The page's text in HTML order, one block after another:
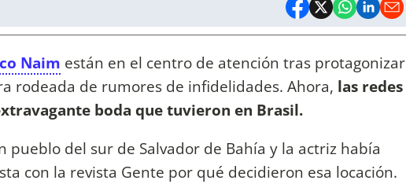
Naim están en el centro de atención tras protagonizar
rodeada de rumores de infidelidades. Ahora, las redes
boda que tuvieron en Brasil.
pueblo del sur de Salvador de Bahía y la actriz había
con la revista Gente por qué decidieron esa locación.